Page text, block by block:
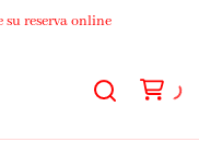
su reserva online